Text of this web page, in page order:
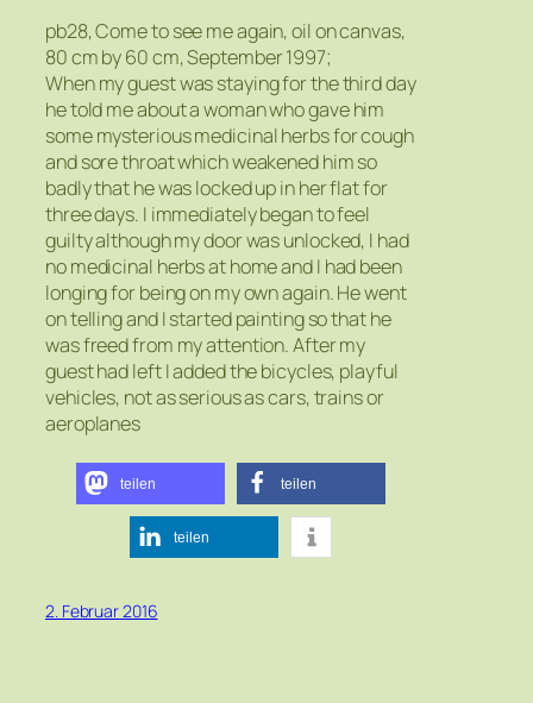
pb28, Come to see me again, oil on canvas,
80 cm by 60 cm, September 1997;
When my guest was staying for the third day
he told me about a woman who gave him
some mysterious medicinal herbs for cough
and sore throat which weakened him so
badly that he was locked up in her flat for
three days. I immediately began to feel
guilty although my door was unlocked, I had
no medicinal herbs at home and I had been
longing for being on my own again. He went
on telling and I started painting so that he
was freed from my attention. After my
guest had left I added the bicycles, playful
vehicles, not as serious as cars, trains or
aeroplanes
teilen teilen
teilen
2. Februar 2016